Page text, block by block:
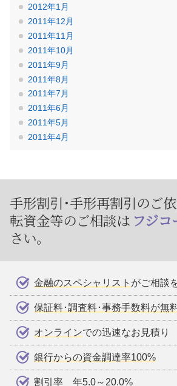
2012年1月
2011年12月
2011年11月
2011年10月
2011年9月
2011年8月
2011年7月
2011年6月
2011年5月
2011年4月
手形割引･手形再割引のご
転資金等のご相談は フジコ
さい。
金融のスペシャリスト がご相談
保証料･調査料･事務手数料が無
オンラインでの迅速なお見積り
銀行からの資金調達率100%
割引率 年5.0～20.0%